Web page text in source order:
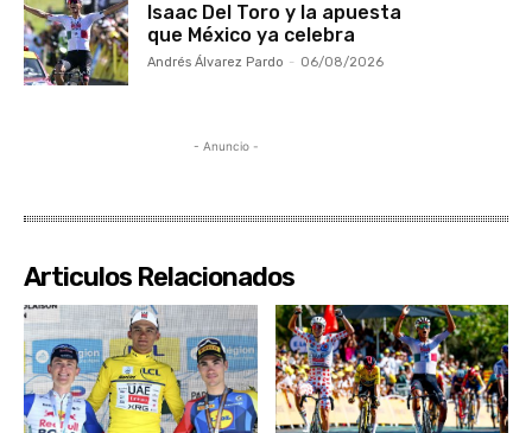
Isaac Del Toro y la apuesta
que México ya celebra
Andrés Álvarez Pardo - 06/08/2026
- Anuncio -
Articulos Relacionados